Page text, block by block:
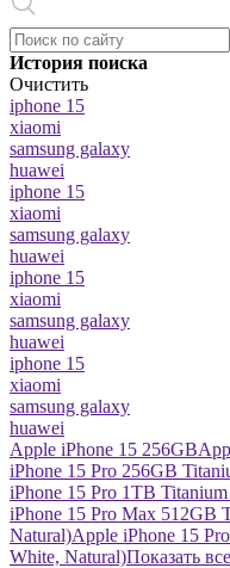
История поиска
Очистить
iphone 15
xiaomi
samsung galaxy
huawei
iphone 15
xiaomi
samsung galaxy
huawei
iphone 15
xiaomi
samsung galaxy
huawei
iphone 15
xiaomi
samsung galaxy
huawei
Apple iPhone 15 256GB
iPhone 15 Pro 256GB
iPhone 15 Pro 1TB
iPhone 15 Pro Max 512GB
Natural)Apple iPhone 15
White, Natural)Показать